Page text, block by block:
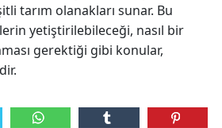
tarım olanakları sunar. Bu
yetiştirilebileceği, nasıl bir
gerektiği gibi konular,